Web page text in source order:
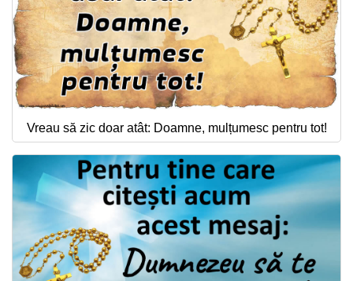
Vreau să zic doar atât: Doamne, mulțumesc pentru tot!